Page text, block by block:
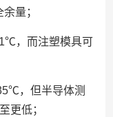
量；
，而注塑模具可
，但半导体测
更低；